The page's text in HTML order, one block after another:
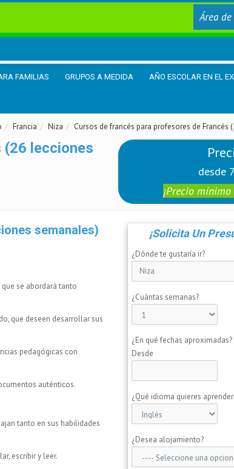
Área
FAMILIAS GRUPOS A MEDIDA AÑO ESCOLAR EN EL
Francia Niza Cursos de francés para profesores de Francés
(26 lecciones
desde
¡Precio
semanales)
se abordará tanto
que deseen desarrollar sus
pedagógicas con
auténticos.
tanto en sus habilidades
escribir y leer.
¡Solicita Un
¿Dónde te gustaría ir?
¿Cuántas semanas?
¿En qué fechas aproximadas?
Desde
¿Qué idioma quieres
¿Desea alojamiento?